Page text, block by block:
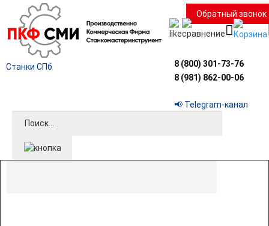
Станки СПб
Обратный звонок
8 (800) 301-73-76
8 (981) 862-00-06
📢 Telegram-канал